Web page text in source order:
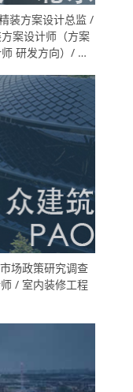
精装方案设计总监 /
案设计师（方案
研发方向）/ 精
/ 物料专员（地
场政策研究调查
/ 室内装修工程